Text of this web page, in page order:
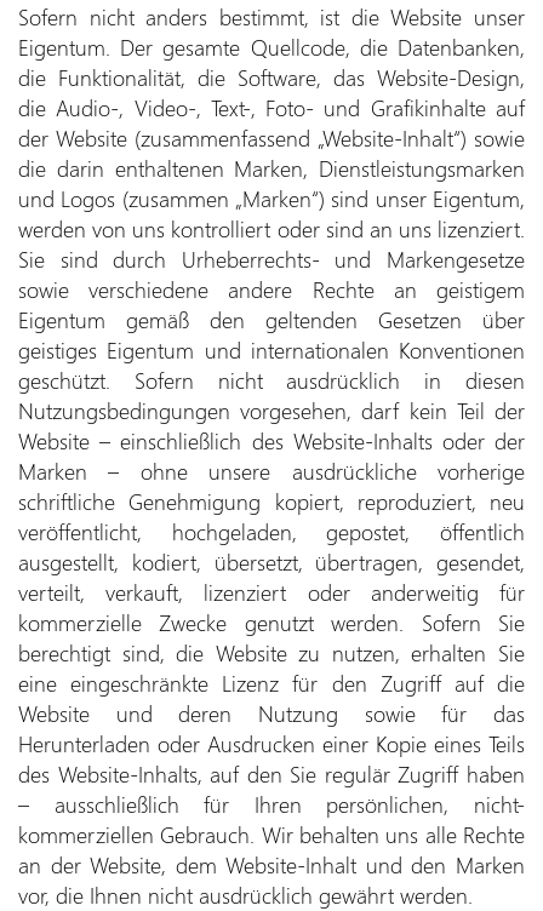
Sofern nicht anders bestimmt, ist die Website unser
Eigentum. Der gesamte Quellcode, die Datenbanken,
die Funktionalität, die Software, das Website-Design,
die Audio-, Video-, Text-, Foto- und Grafikinhalte auf
der Website (zusammenfassend „Website-Inhalt“) sowie
die darin enthaltenen Marken, Dienstleistungsmarken
und Logos (zusammen „Marken“) sind unser Eigentum,
werden von uns kontrolliert oder sind an uns lizenziert.
Sie sind durch Urheberrechts- und Markengesetze
sowie verschiedene andere Rechte an geistigem
Eigentum gemäß den geltenden Gesetzen über
geistiges Eigentum und internationalen Konventionen
geschützt. Sofern nicht ausdrücklich in diesen
Nutzungsbedingungen vorgesehen, darf kein Teil der
Website – einschließlich des Website-Inhalts oder der
Marken – ohne unsere ausdrückliche vorherige
schriftliche Genehmigung kopiert, reproduziert, neu
veröffentlicht, hochgeladen, gepostet, öffentlich
ausgestellt, kodiert, übersetzt, übertragen, gesendet,
verteilt, verkauft, lizenziert oder anderweitig für
kommerzielle Zwecke genutzt werden. Sofern Sie
berechtigt sind, die Website zu nutzen, erhalten Sie
eine eingeschränkte Lizenz für den Zugriff auf die
Website und deren Nutzung sowie für das
Herunterladen oder Ausdrucken einer Kopie eines Teils
des Website-Inhalts, auf den Sie regulär Zugriff haben
– ausschließlich für Ihren persönlichen, nicht-
kommerziellen Gebrauch. Wir behalten uns alle Rechte
an der Website, dem Website-Inhalt und den Marken
vor, die Ihnen nicht ausdrücklich gewährt werden.